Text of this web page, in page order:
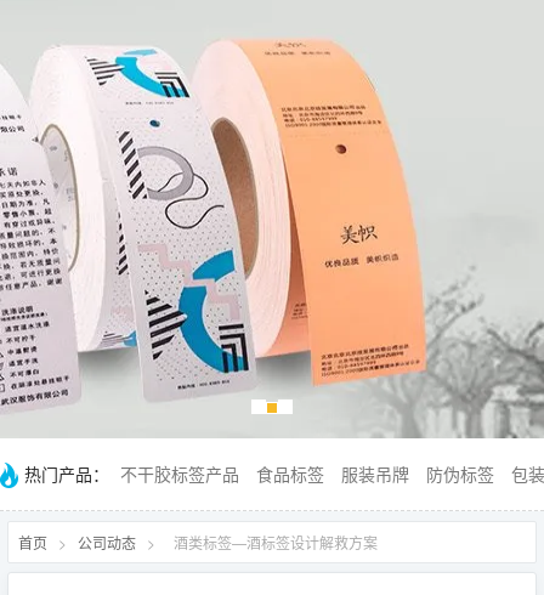
热门产品： 不干胶标签产品 食品标签 服装吊牌 防伪标签 包
首页 > 公司动态 > 酒类标签—酒标签设计解救方案